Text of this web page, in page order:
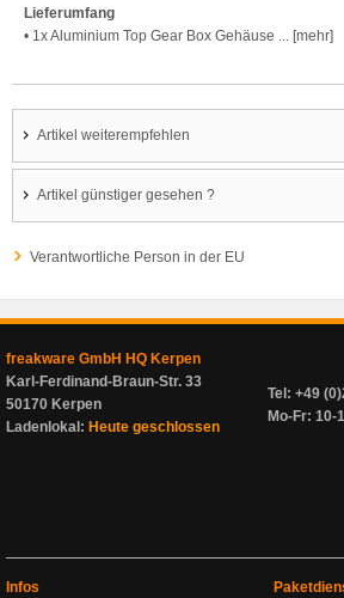
Lieferumfang
• 1x Aluminium Top Gear Box Gehäuse ... [mehr]
Artikel weiterempfehlen
Artikel günstiger gesehen ?
Verantwortliche Person in der EU
freakware GmbH HQ Kerpen
Karl-Ferdinand-Braun-Str. 33
50170 Kerpen
Ladenlokal: Heute geschlossen
Tel: +49
Mo-Fr: 10-
Infos